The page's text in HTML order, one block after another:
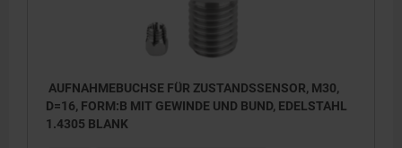
AUFNAHMEBUCHSE FÜR ZUSTANDSSENSOR, M30,
D=16, FORM:B MIT GEWINDE UND BUND, EDELSTAHL
1.4305 BLANK